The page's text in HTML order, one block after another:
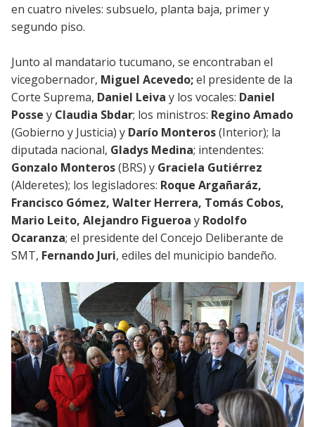
en cuatro niveles: subsuelo, planta baja, primer y
segundo piso.
Junto al mandatario tucumano, se encontraban el
vicegobernador, Miguel Acevedo;el presidente de la
Corte Suprema, Daniel Leiva y los vocales: Daniel
Posse y Claudia Sbdar; los ministros: Regino Amado
(Gobierno y Justicia) y Darío Monteros(Interior); la
diputada nacional, Gladys Medina; intendentes:
Gonzalo Monteros(BRS) y Graciela Gutiérrez
(Alderetes); los legisladores: Roque Argañaráz,
Francisco Gómez, Walter Herrera, Tomás Cobos,
Mario Leito, Alejandro Figueroa y Rodolfo
Ocaranza; el presidente del Concejo Deliberante de
SMT, Fernando Juri, ediles del municipio bandeño.